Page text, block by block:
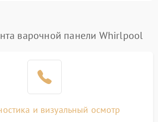
варочной панели Whirlpool
и визуальный осмотр